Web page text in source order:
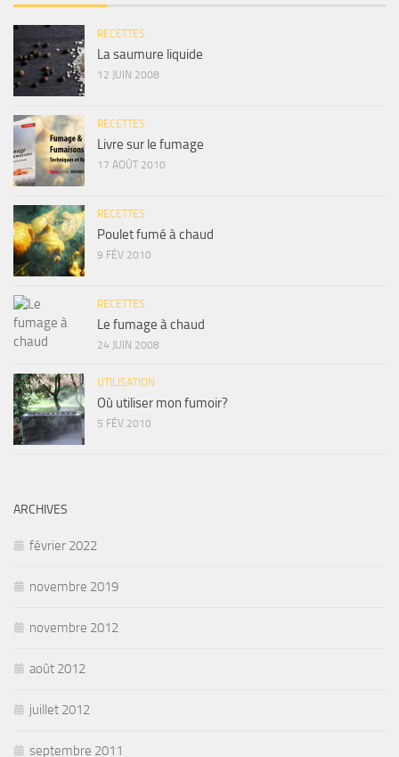
RECETTES
La saumure liquide
12 JUIN 2008
RECETTES
Livre sur le fumage
17 AOÛT 2010
RECETTES
Poulet fumé à chaud
9 FÉV 2010
RECETTES
Le fumage à chaud
24 JUIN 2008
UTILISATION
Où utiliser mon fumoir?
5 FÉV 2010
ARCHIVES
février 2022
novembre 2019
novembre 2012
août 2012
juillet 2012
septembre 2011